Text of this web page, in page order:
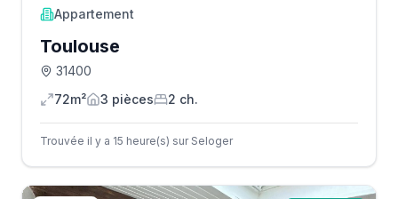
Appartement
Toulouse
31400
72m²
3 pièces 2 ch.
Trouvée il y a 15 heure(s) sur Seloger